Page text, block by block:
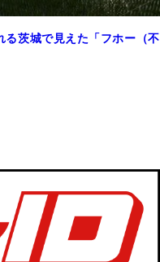
る茨城で見えた「フホー（不